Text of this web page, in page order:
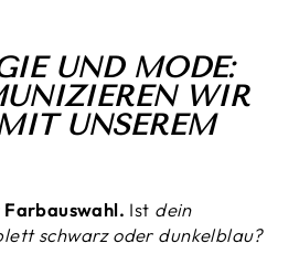
UND MODE:
WIR
UNSEREM
Farbauswahl. Ist dein
schwarz oder dunkelblau?